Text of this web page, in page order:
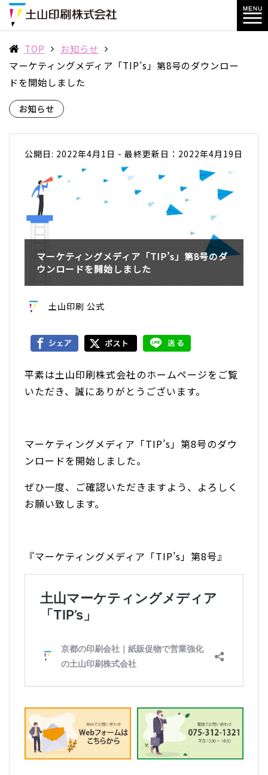
TOP
お知らせ
マーケティングメディア「TIP’s」第8号のダウンロー
ドを開始しました
お知らせ
公開日: 2022年4月1日 - 最終更新日：2022年4月19日
マーケティングメディア「TIP’s」第8号のダ
ウンロードを開始しました
土山印刷 公式
平素は土山印刷株式会社のホームページをご覧
いただき、誠にありがとうございます。
マーケティングメディア「TIP’s」第8号のダウ
ンロードを開始しました。
ぜひ一度、ご確認いただきますよう、よろしく
お願い致します。
『マーケティングメディア「TIP’s」第8号』